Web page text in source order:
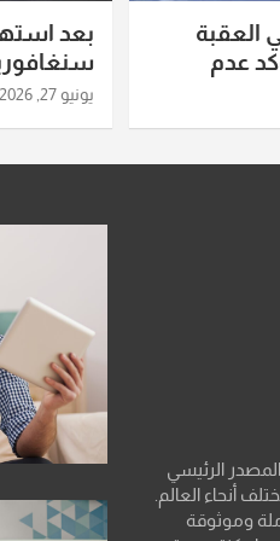
العقبة
عدم
بعد
ومواقع
يونيو 27, 2026
الرئيسي
أنحاء العالم.
وموثوقة